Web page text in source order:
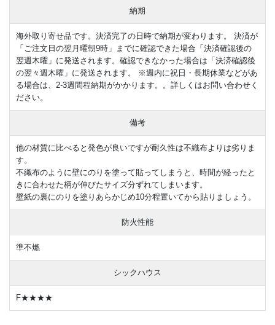
納期
海外取り寄せ品です。決済完了の日時で納期が変わります。 決済が
「ご注文日の翌月曜朝9時」までに確認できた場合「決済確認後の
翌週木曜」に発送されます。確認できなかった場合は「決済確認後
の翌々週木曜」に発送されます。 ※週内に祝日・長期休業などがあ
る場合は、2-3週間程納期がかかります。。詳しくはお問い合わせく
ださい。
備考
他の材質に比べると発色が良いですが耐久性は不織布よりは劣りま
す。
不織布のように壁にのりを塗って貼ってしまうと、時間が経ったと
きに合わせた柄が伸びたサイズ分ずれてしまいます。
壁紙の裏にのりを塗りあらかじめ10分程置いてから貼りましょう。
防火性能
準不燃
シックハウス
F★★★★